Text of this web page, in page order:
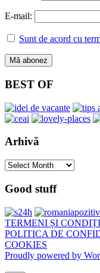
E-mail:
Sunt de acord cu
BEST OF
Arhivă
Arhivă
Good stuff
TERMENI ȘI
POLITICA DE
COOKIES
Proudly powered by